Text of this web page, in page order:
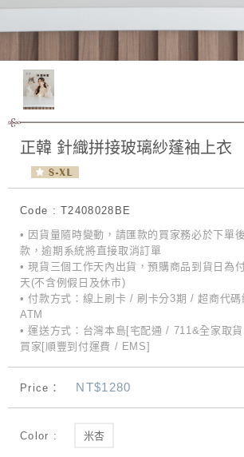
正韓 針織拼接玻璃紗蓬袖上衣
Code : T2408028BE
• 因貨量隨時變動，請匯款的買家務必於下單
款，逾期系統將直接取消訂單
• 現貨三個工作天內出貨，預購商品到貨日為
天(不含例假日及休市)
• 付款方式：線上刷卡 / 刷卡分3期 / 超商代
ATM
• 運送方式：台灣本島[宅配通 / 711&全家取
買家[順豐到付運費 / EMS]
Price： NT$1280
Color : 米杏